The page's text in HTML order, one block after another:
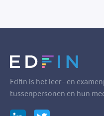
Edfin is het leer- en
tussenpersonen en hun